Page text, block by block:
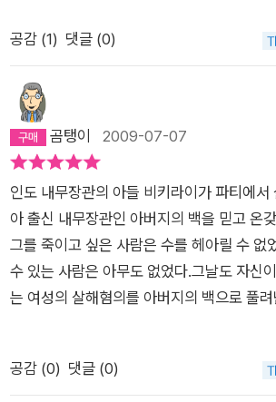
그러니 널 풀어준다면 내겐 작은 승리가 되는 셈이지.
제각각 엉뚱하고도 독특한 매력을 발산하고
관리가 시시때때로 ‘간디’의 영혼이 빙의되
에 선행과 악행을 번갈아 일삼고, 인도 최고
나타나 발리우드를 농락하고, 어수룩하기
혼 사기인 줄 모르고 인도에 홀로 왔다가 우
영웅적 업적을 이루어 미국 대통령의 표창
자들이 벌이는 황당하면서도 공감을 불러일
독자들에게 화자가 바뀔 때마다 새로운 소설
덧없음에 대한 절절한 깨달음을 주기도 하
기형으로 태어난 소녀 간의 순수한 사랑은
“도대체 웬 개소리요, 모한?” “진정한 진화
다. 이후 조금 나아지기는 했어도 내 평생 인
지 않을 것 같은데, 이 책을 읽고 나니 인도의
와 강, 부유한 저택과 가난한 슬럼가에 이르
을 보고 경험한 기분이 든다. 인도는 발리우
도로 영화 산업이 발달된 나라로 꽤 재미있는
스와루프의 작품에 흥미가 생겨 구입한 책
고 선택한 보답을 받았다. 부자와 거지가 모
리, 우타르프라데시주의 중심지 러크나우,
시 뭄바이(구 봄베이), 웅장한 사원들을 비롯
빌딩이 장관을 이루는 콜카타(구 캘커타), 항
스강이 흐르는 신성한 도시 바라나시, 서쪽
금요새. 동쪽에서 서쪽으로, 북부지역에서
공감 (1) 댓글 (0)
곰탱이 2009-07-07
인도 내무장관의 아들 비키라이가 파티에서
아 출신 내무장관인 아버지의 백을 믿고 온
그를 죽이고 싶은 사람은 수를 헤아릴 수 없
수 있는 사람은 아무도 없었다.그날도 자신
는 여성의 살해혐의를 아버지의 백으로 풀
용의자로 지목된 사람은 모두 6명.그 파티에
는지 명확히 설명하지 못하는 6명의 용의자
공감 (0) 댓글 (0)